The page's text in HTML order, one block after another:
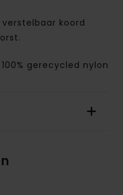
koord
gerecycled nylon